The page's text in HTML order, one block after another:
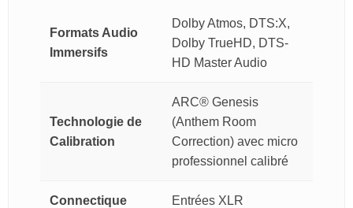
Formats Audio
Immersifs
Dolby Atmos, DTS:X,
Dolby TrueHD, DTS-
HD Master Audio
Technologie de
Calibration
ARC® Genesis
(Anthem Room
Correction) avec micro
professionnel calibré
Connectique
Entrées XLR